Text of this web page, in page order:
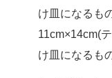
け皿になるも
11cm×14cm(
け皿になるも